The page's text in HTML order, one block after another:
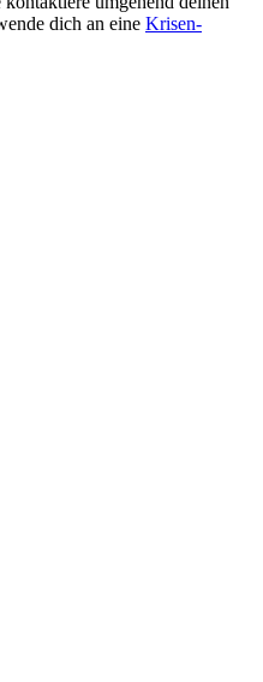
dich an eine Krisen-